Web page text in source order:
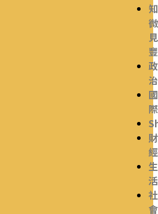
知
微
見
豐
政
治
國
際
財
經
生
活
社
會